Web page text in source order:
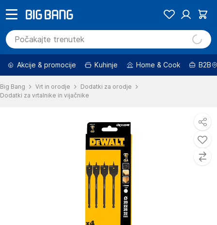
Akcije & promocije Kuhinje Home & Cook B2B
Big Bang Vrt in orodje
Dodatki za orodje
Dodatki za vrtalnike in vijačnike